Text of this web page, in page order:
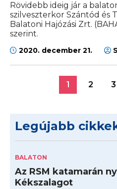
Rövidebb ideig jár a
szilveszterkor Szántód és
Balatoni Hajózási Zrt.
szerint.
2020. december 21.
1 2 3
Legújabb
BALATON
Az RSM katamarán
Kékszalagot